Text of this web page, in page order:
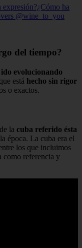
ha
@wine_to_you
del tiempo?
evolucionando
está hecho sin rigor
o exactos.
la cuba referido ésta
época. La cuba era el
los que incluimos
como referencia y